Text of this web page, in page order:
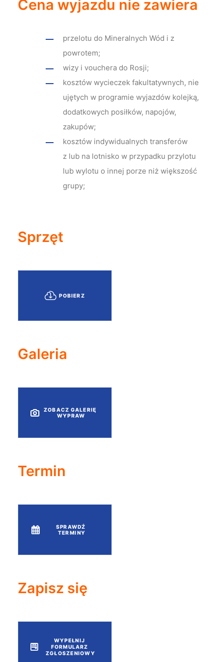
Cena wyjazdu nie zawiera
przelotu do Mineralnych Wód i z
powrotem;
wizy i vouchera do Rosji;
kosztów wycieczek fakultatywnych, nie
ujętych w programie wyjazdów kolejką,
dodatkowych posiłków, napojów,
zakupów;
kosztów indywidualnych transferów
z lub na lotnisko w przypadku przylotu
lub wylotu o innej porze niż większość
grupy;
Sprzęt
POBIERZ
Galeria
ZOBACZ GALERIĘ
WYPRAW
Termin
SPRAWDŹ
TERMINY
Zapisz się
WYPEŁNIJ
FORMULARZ
ZGŁOSZENIOWY